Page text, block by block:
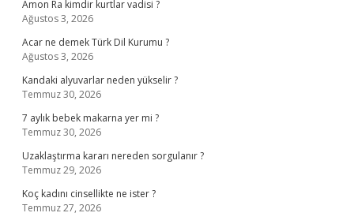
Amon Ra kimdir kurtlar vadisi ?
Ağustos 3, 2026
Acar ne demek Türk Dil Kurumu ?
Ağustos 3, 2026
Kandaki alyuvarlar neden yükselir ?
Temmuz 30, 2026
7 aylık bebek makarna yer mi ?
Temmuz 30, 2026
Uzaklaştırma kararı nereden sorgulanır ?
Temmuz 29, 2026
Koç kadını cinsellikte ne ister ?
Temmuz 27, 2026